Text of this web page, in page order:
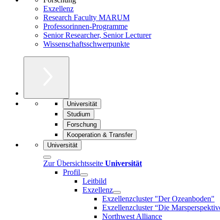
Exzellenz
Research Faculty MARUM
Professorinnen-Programme
Senior Researcher, Senior Lecturer
Wissenschaftsschwerpunkte
Universität
Studium
Forschung
Kooperation & Transfer
Universität
Zur Übersichtsseite Universität
Profil
Leitbild
Exzellenz
Exzellenzcluster "Der Ozeanboden"
Exzellenzcluster “Die
Northwest Alliance